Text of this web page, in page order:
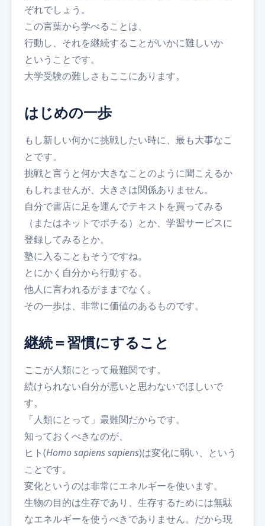
ぞれでしょう。
この言葉から学べることは、
行動し、それを継続することがいかに難しいか
ということです。
大学受験の難しさもここにあります。
はじめの一歩
もし新しい何かに挑戦したい時に、最も大事なこ
とです。
挑戦と言うと何か大きなことのように聞こえるか
もしれませんが、大きさは関係ありません。
自分で書店に足を運んでテキストを買ってみる
（またはネットでポチる）とか、学習サービスに
登録してみるとか。
塾に入ることもそうですね。
とにかく自分から行動する。
他人に言われるがままでなく。
その一歩は、非常に価値のあるものです。
継続＝習慣にすること
ここが人類にとって最難関です。
続けられない自分が悪いと思わないでほしいで
す。
「人類にとって」最難関だからです。
知っておくべきなのが、
ヒト(Homo sapiens sapiens)は変化に弱い、という
ことです。
変化というのは非常にエネルギーを使います。
生物の目的は生存であり、生存するためには無駄
なエネルギーを使うべきでありません。だから現